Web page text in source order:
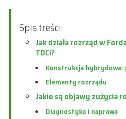
Spis treści:
Jak działa rozrząd w
TDCi?
Konstrukcja hybrydowa:
Elementy rozrządu
Jakie są objawy zużycia
Diagnostyka i naprawa